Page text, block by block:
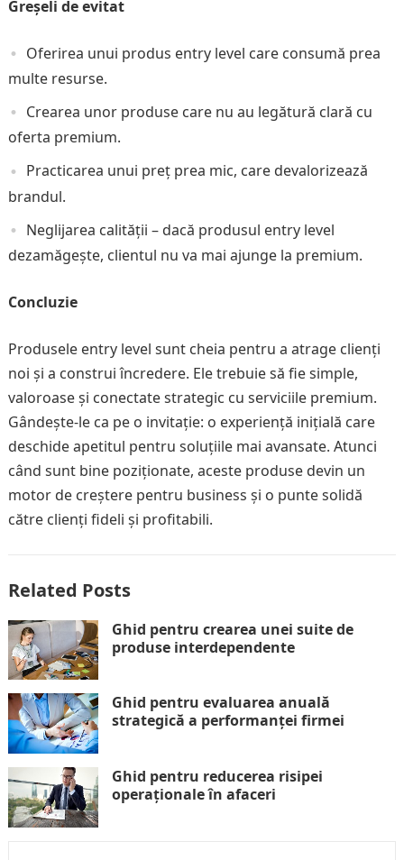
Greșeli de evitat
Oferirea unui produs entry level care consumă prea
multe resurse.
Crearea unor produse care nu au legătură clară cu
oferta premium.
Practicarea unui preț prea mic, care devalorizează
brandul.
Neglijarea calității – dacă produsul entry level
dezamăgește, clientul nu va mai ajunge la premium.
Concluzie
Produsele entry level sunt cheia pentru a atrage clienți
noi și a construi încredere. Ele trebuie să fie simple,
valoroase și conectate strategic cu serviciile premium.
Gândește-le ca pe o invitație: o experiență inițială care
deschide apetitul pentru soluțiile mai avansate. Atunci
când sunt bine poziționate, aceste produse devin un
motor de creștere pentru business și o punte solidă
către clienți fideli și profitabili.
Related Posts
Ghid pentru crearea unei suite de
produse interdependente
Ghid pentru evaluarea anuală
strategică a performanței firmei
Ghid pentru reducerea risipei
operaționale în afaceri